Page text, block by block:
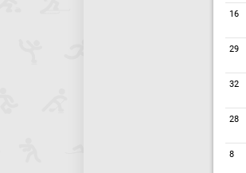
16
29
32
28
8